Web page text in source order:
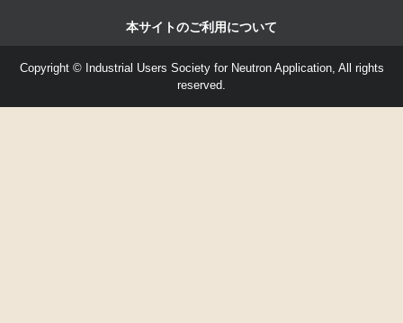
本サイトのご利用について
Copyright © Industrial Users Society for Neutron Application, All rights
reserved.